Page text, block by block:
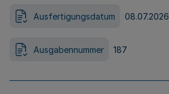
Ausfertigungsdatum 08.07.2026
Ausgabennummer 187